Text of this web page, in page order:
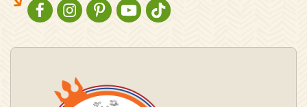
NATURESCANNER OP FACEBOOK
NATURESCANNER OP INSTAGRAM
NATURESCANNER OP PINTEREST
NATURESCANNER OP YOUTUBE
NATURESCANNER OP TIKTOK